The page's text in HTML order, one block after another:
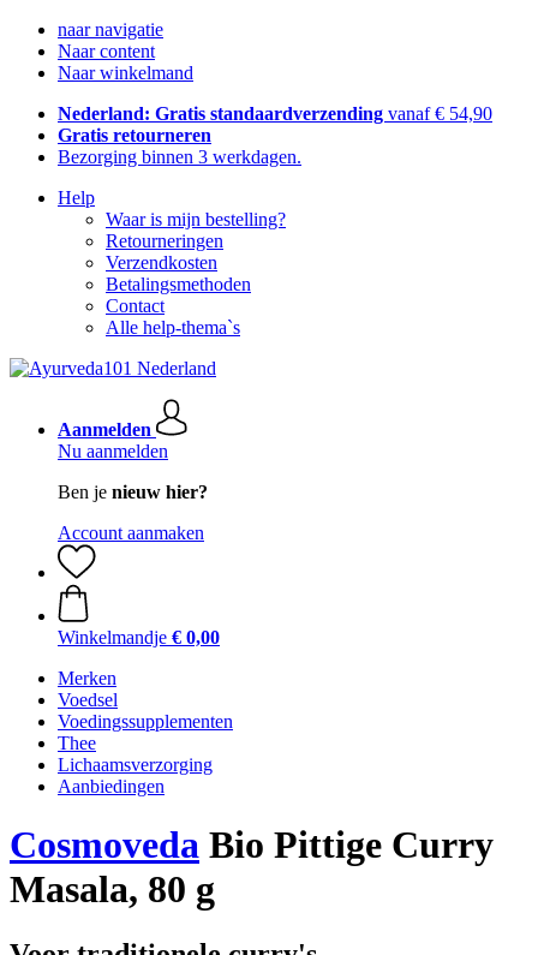
naar navigatie
Naar content
Naar winkelmand
Nederland: Gratis standaardverzending vanaf € 54,90
Gratis retourneren
Bezorging binnen 3 werkdagen.
Help
Waar is mijn bestelling?
Retourneringen
Verzendkosten
Betalingsmethoden
Contact
Alle help-thema`s
Aanmelden
Nu aanmelden
Ben je nieuw hier?
Account aanmaken
Winkelmandje € 0,00
Merken
Voedsel
Voedingssupplementen
Thee
Lichaamsverzorging
Aanbiedingen
Cosmoveda Bio Pittige Curry
Masala, 80 g